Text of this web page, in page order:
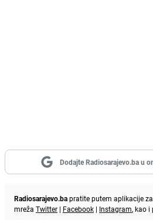
Dodajte Radiosarajevo.ba u
Radiosarajevo.bapratite putem aplikacije za
mreža Twitter | Facebook | Instagram, kao i